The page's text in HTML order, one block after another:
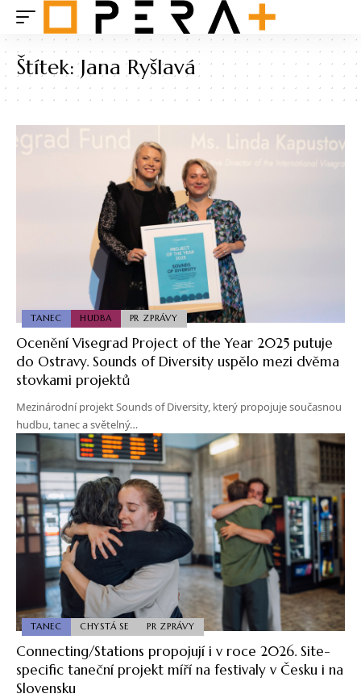
Štítek:Jana Ryšlavá
TANEC HUDBA PR ZPRÁVY
Ocenění Visegrad Project of the Year 2025 putuje
do Ostravy. Sounds of Diversity uspělo mezi dvěma
stovkami projektů
Mezinárodní projekt Sounds of Diversity, který propojuje současnou
hudbu, tanec a světelný…
TANEC CHYSTÁ SE PR ZPRÁVY
Connecting/Stations propojují i v roce 2026. Site-
specific taneční projekt míří na festivaly v Česku i na
Slovensku